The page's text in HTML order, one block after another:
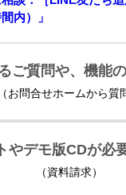
内）」
ご質問や、機能
（お問合せホームから質
やデモ版CDが必
（資料請求）